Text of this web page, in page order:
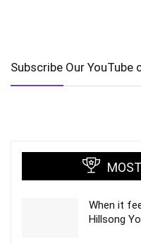
Subscribe Our YouTube
When it
Hillsong